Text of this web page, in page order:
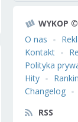
WYKOP
O nas
Kontakt
Polityka
Hity
Changelog
RSS